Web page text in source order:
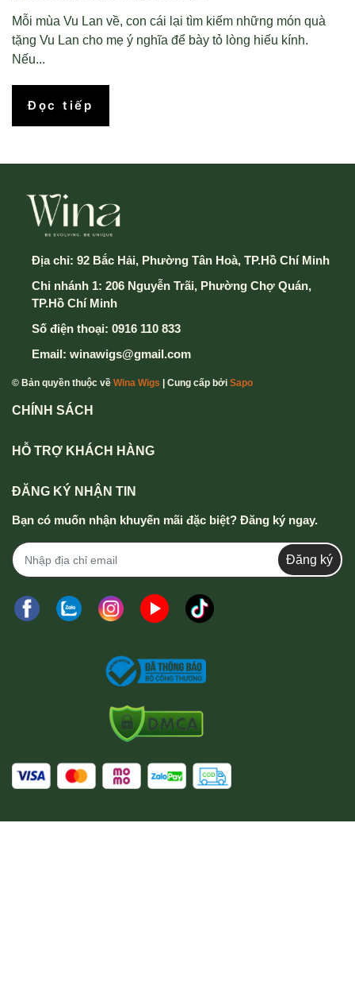
Mỗi mùa Vu Lan về, con cái lại tìm kiếm những món quà
tặng Vu Lan cho mẹ ý nghĩa để bày tỏ lòng hiếu kính.
Nếu...
Đọc tiếp
Địa chỉ: 92 Bắc Hải, Phường Tân Hoà, TP.Hồ Chí Minh
Chi nhánh 1: 206 Nguyễn Trãi, Phường Chợ Quán,
TP.Hồ Chí Minh
Số điện thoại: 0916 110 833
Email: winawigs@gmail.com
© Bản quyền thuộc về Wina Wigs | Cung cấp bởi Sapo
CHÍNH SÁCH
HỖ TRỢ KHÁCH HÀNG
ĐĂNG KÝ NHẬN TIN
Bạn có muốn nhận khuyến mãi đặc biệt? Đăng ký ngay.
Đăng ký